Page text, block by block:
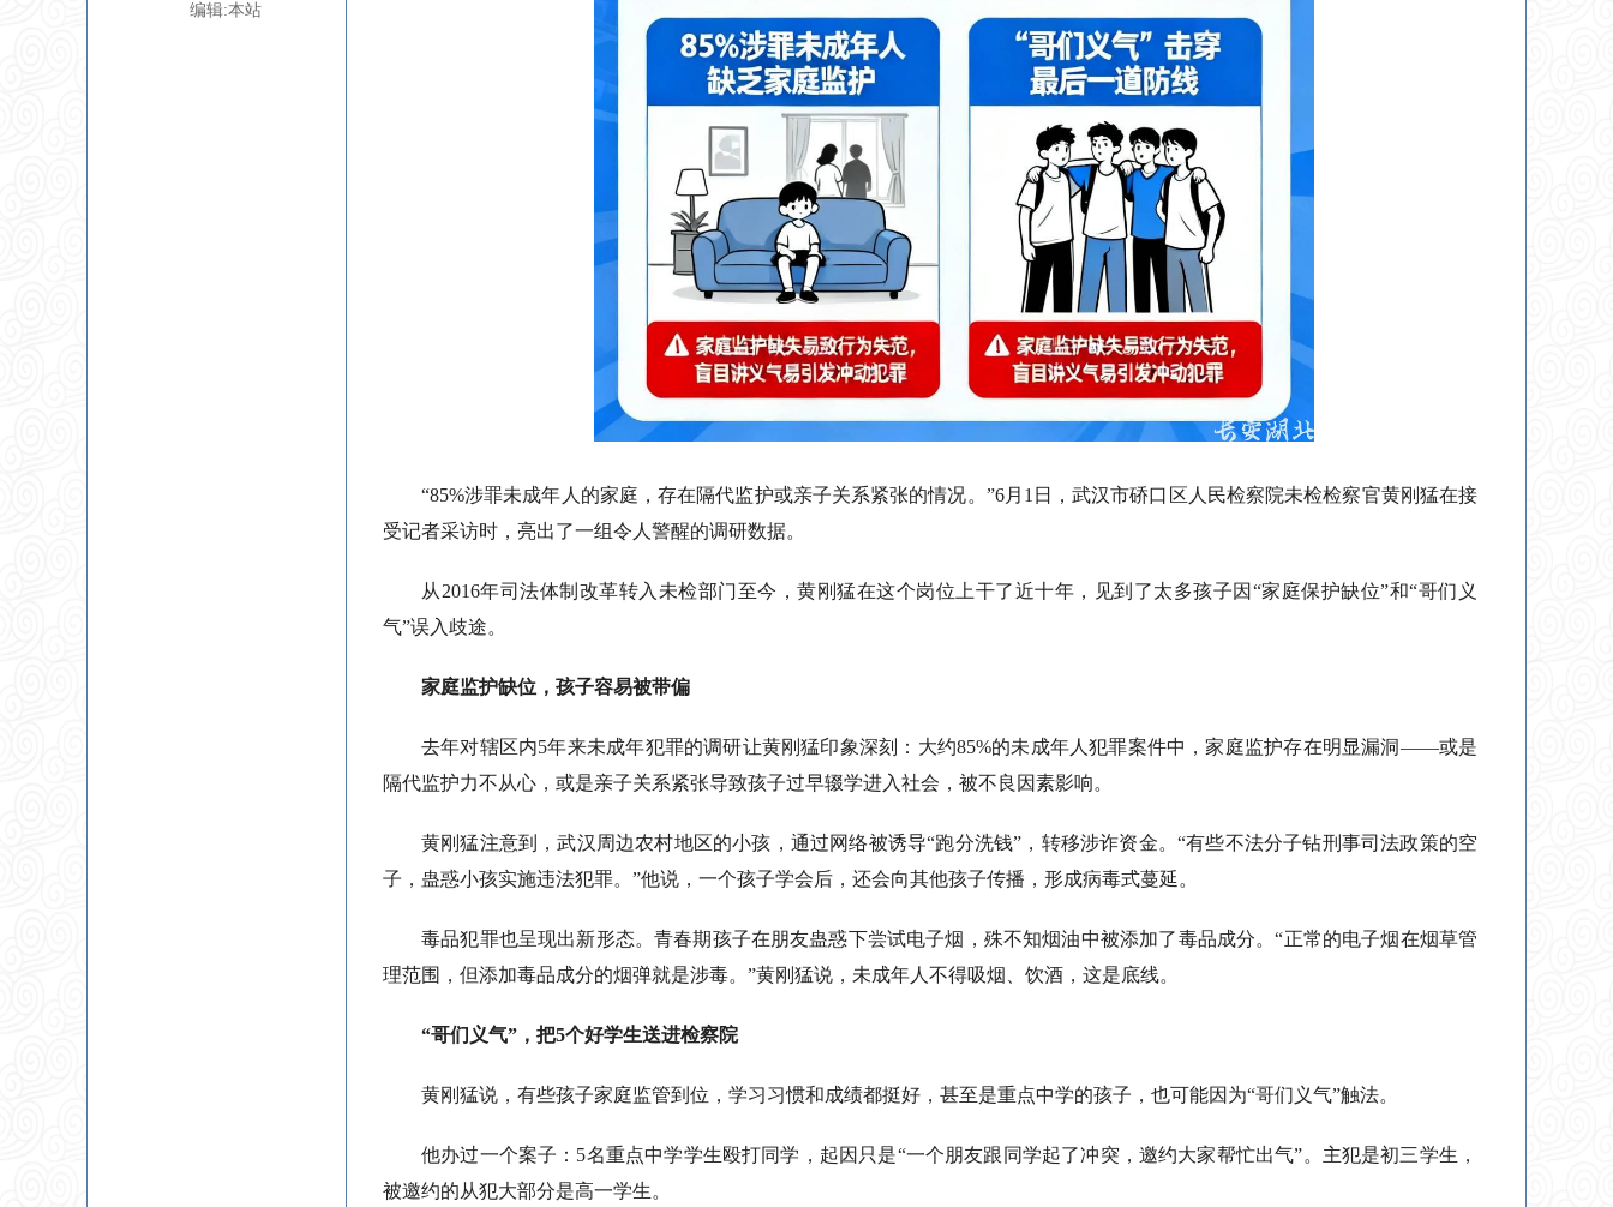
编辑:本站
“85%涉罪未成年人的家庭，存在隔代监护或亲子关系紧张的情况。”6月1日，武汉市硚口区人民检察院未检检察官黄刚猛在接
受记者采访时，亮出了一组令人警醒的调研数据。
从2016年司法体制改革转入未检部门至今，黄刚猛在这个岗位上干了近十年，见到了太多孩子因“家庭保护缺位”和“哥们义
气”误入歧途。
家庭监护缺位，孩子容易被带偏
去年对辖区内5年来未成年犯罪的调研让黄刚猛印象深刻：大约85%的未成年人犯罪案件中，家庭监护存在明显漏洞——或是
隔代监护力不从心，或是亲子关系紧张导致孩子过早辍学进入社会，被不良因素影响。
黄刚猛注意到，武汉周边农村地区的小孩，通过网络被诱导“跑分洗钱”，转移涉诈资金。“有些不法分子钻刑事司法政策的空
子，蛊惑小孩实施违法犯罪。”他说，一个孩子学会后，还会向其他孩子传播，形成病毒式蔓延。
毒品犯罪也呈现出新形态。青春期孩子在朋友蛊惑下尝试电子烟，殊不知烟油中被添加了毒品成分。“正常的电子烟在烟草管
理范围，但添加毒品成分的烟弹就是涉毒。”黄刚猛说，未成年人不得吸烟、饮酒，这是底线。
“哥们义气”，把5个好学生送进检察院
黄刚猛说，有些孩子家庭监管到位，学习习惯和成绩都挺好，甚至是重点中学的孩子，也可能因为“哥们义气”触法。
他办过一个案子：5名重点中学学生殴打同学，起因只是“一个朋友跟同学起了冲突，邀约大家帮忙出气”。主犯是初三学生，
被邀约的从犯大部分是高一学生。